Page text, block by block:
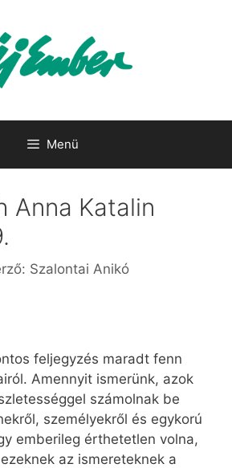
Menü
Anna Katalin
Szalontai Anikó
feljegyzés maradt fenn
Amennyit ismerünk, azok
számolnak be
személyekről és egykorú
emberileg érthetetlen volna,
az ismereteknek a